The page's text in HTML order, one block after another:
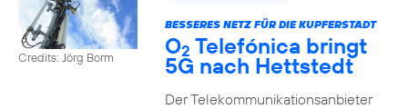
Credits: Jörg Borm
BESSERES NETZ FÜR DIE KUPFERSTADT
O2 Telefónica bringt
5G nach Hettstedt
Der Telekommunikationsanbieter